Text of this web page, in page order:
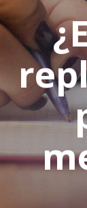
FAMILIA Y
EMPRESA